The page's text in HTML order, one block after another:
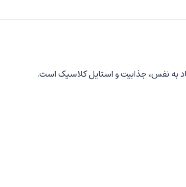
به نفس، جذابیت و استایل کلاسیک است.